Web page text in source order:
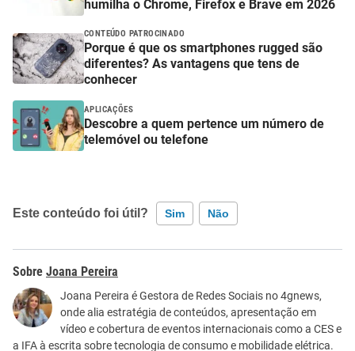
humilha o Chrome, Firefox e Brave em 2026
CONTEÚDO PATROCINADO
Porque é que os smartphones rugged são
diferentes? As vantagens que tens de
conhecer
APLICAÇÕES
Descobre a quem pertence um número de
telemóvel ou telefone
Este conteúdo foi útil? Sim Não
Este conteúdo contém informação incorreta
Este conteúdo não tem a informação que procuro
Outro
Joana Pereira
Joana Pereira é Gestora de Redes Sociais no 4gnews,
onde alia estratégia de conteúdos, apresentação em
vídeo e cobertura de eventos internacionais como a CES e
a IFA à escrita sobre tecnologia de consumo e mobilidade elétrica.